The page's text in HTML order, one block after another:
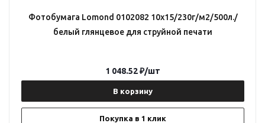
Фотобумага Lomond 0102082 10x15/230г/м2/500л./
белый глянцевое для струйной печати
В корзину
Покупка в 1 клик
1 048.52₽/шт